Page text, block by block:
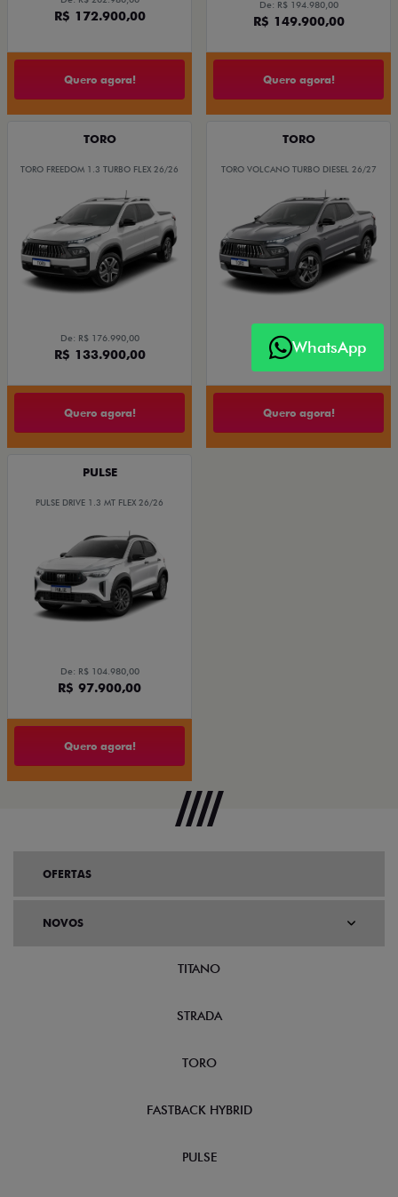
R$ 172.900,00
Quero agora!
De: R$ 194.980,00
R$ 149.900,00
Quero agora!
TORO
TORO FREEDOM 1.3 TURBO FLEX 26/26
De: R$ 176.990,00
R$ 133.900,00
Quero agora!
TORO
TORO VOLCANO TURBO DIESEL 26/27
De: R$ 226.670,00
R$ 188.900,00
Quero agora!
PULSE
PULSE DRIVE 1.3 MT FLEX 26/26
De: R$ 104.980,00
R$ 97.900,00
Quero agora!
WhatsApp
OFERTAS
NOVOS
TITANO
STRADA
TORO
FASTBACK HYBRID
PULSE